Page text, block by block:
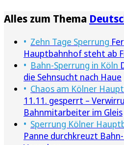
Alles zum Thema
Zehn Tage Sperrung
Hauptbahnhof steht ab
Bahn-Sperrung in Köln
die Sehnsucht nach Haue
Chaos am Kölner
11.11. gesperrt –
Bahnmitarbeiter im Gleis
Sperrung Kölner
Panne durchkreuzt